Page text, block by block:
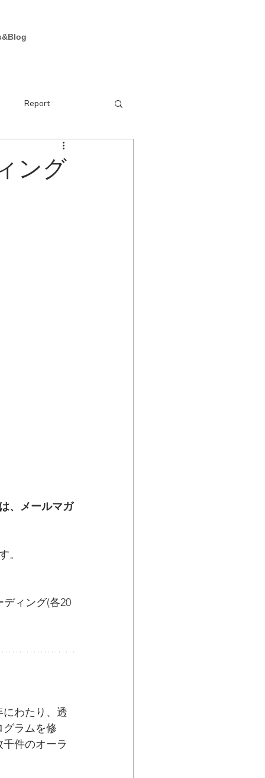
Report
ング
、メールマガ
。
ィング(各20
わたり、透
ラムを修
件のオーラ